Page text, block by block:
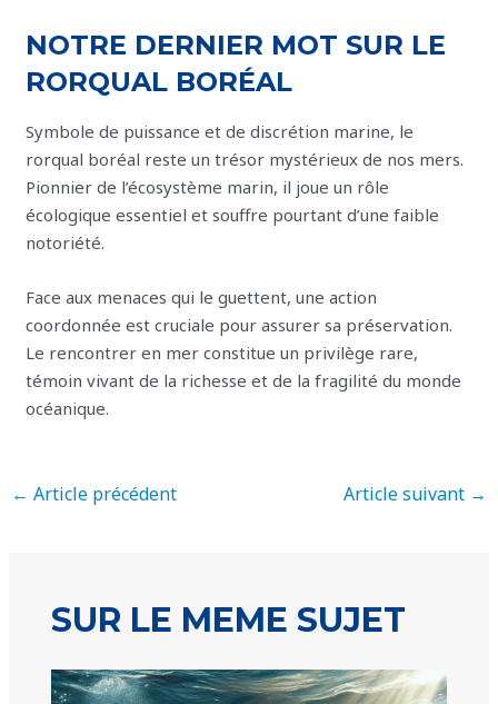
NOTRE DERNIER MOT SUR LE
RORQUAL BORÉAL
Symbole de puissance et de discrétion marine, le
rorqual boréal reste un trésor mystérieux de nos mers.
Pionnier de l’écosystème marin, il joue un rôle
écologique essentiel et souffre pourtant d’une faible
notoriété.
Face aux menaces qui le guettent, une action
coordonnée est cruciale pour assurer sa préservation.
Le rencontrer en mer constitue un privilège rare,
témoin vivant de la richesse et de la fragilité du monde
océanique.
← Article précédent Article suivant →
SUR LE MEME SUJET